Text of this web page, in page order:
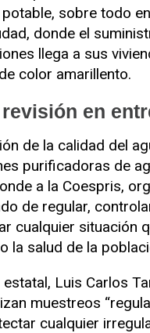
sobre todo
donde el
llega a sus
color amarillento.
revisión en
de la calidad del
purificadoras de
a la Coespris,
de regular,
cualquier situación
la salud de la
estatal, Luis Carlos
muestreos
cualquier